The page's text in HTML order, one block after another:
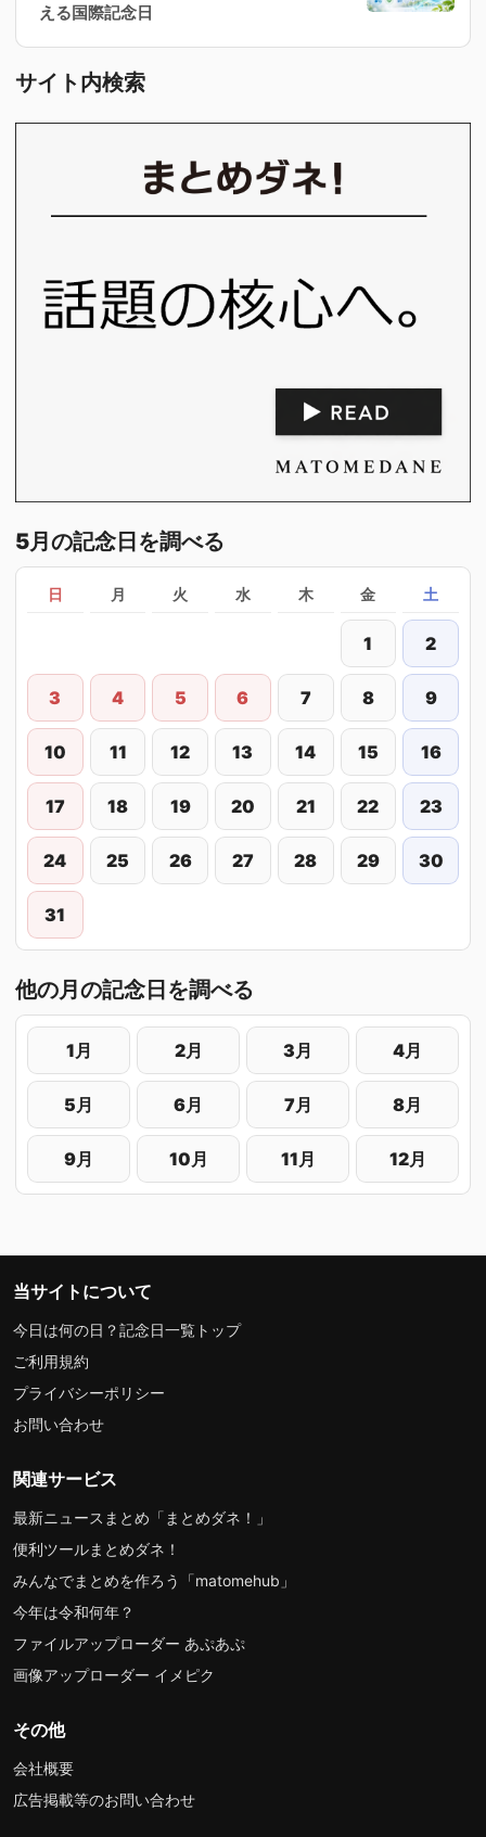
える国際記念日
サイト内検索
5月の記念日を調べる
日 月 火 水 木 金 土
1 2
3 4 5 6 7 8 9
10 11 12 13 14 15 16
17 18 19 20 21 22 23
24 25 26 27 28 29 30
31
他の月の記念日を調べる
1月 2月 3月 4月
5月 6月 7月 8月
9月 10月 11月 12月
当サイトについて
今日は何の日？記念日一覧トップ
ご利用規約
プライバシーポリシー
お問い合わせ
関連サービス
最新ニュースまとめ「まとめダネ！」
便利ツールまとめダネ！
みんなでまとめを作ろう「matomehub」
今年は令和何年？
ファイルアップローダー あぷあぷ
画像アップローダー イメピク
その他
会社概要
広告掲載等のお問い合わせ